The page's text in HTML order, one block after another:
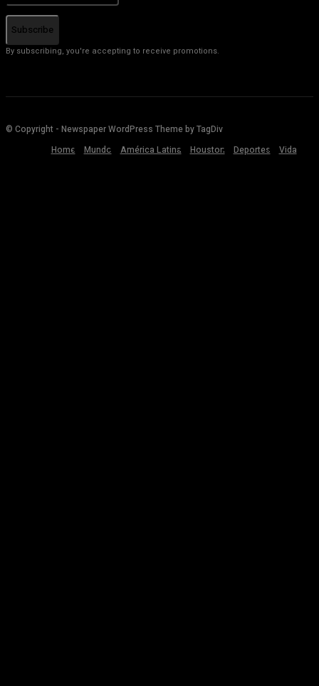
Subscribe
By subscribing, you're accepting to receive promotions.
© Copyright - Newspaper WordPress Theme by TagDiv
Home
Mundo América Latina Houston Deportes Vida